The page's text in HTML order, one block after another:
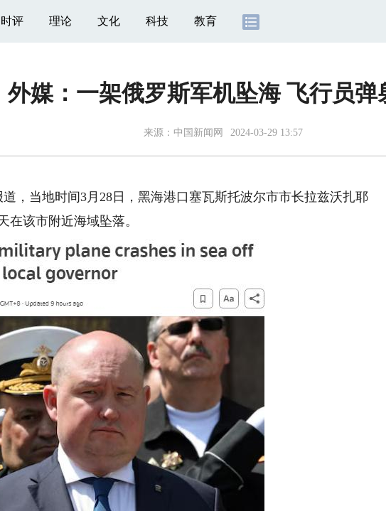
时评 理论 文化 科技 教育
外媒：一架俄罗斯军机坠海 飞行员弹
来源： 中国新闻网 2024-03-29 13:57
当地时间3月28日，黑海港口塞瓦斯托波尔市市长拉兹沃扎耶
在该市附近海域坠落。